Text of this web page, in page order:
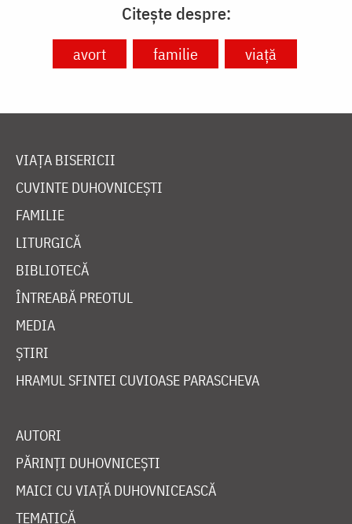
Citește despre:
avort familie viață
VIAȚA BISERICII
CUVINTE DUHOVNICEȘTI
FAMILIE
LITURGICĂ
BIBLIOTECĂ
ÎNTREABĂ PREOTUL
MEDIA
ȘTIRI
HRAMUL SFINTEI CUVIOASE PARASCHEVA
AUTORI
PĂRINȚI DUHOVNICEȘTI
MAICI CU VIAȚĂ DUHOVNICEASCĂ
TEMATICĂ